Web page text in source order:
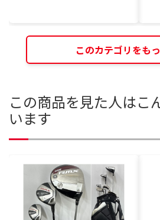
このカテゴリをも
この商品を見た人はこ
います